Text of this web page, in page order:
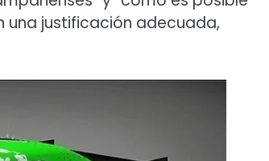
una justificación adecuada,